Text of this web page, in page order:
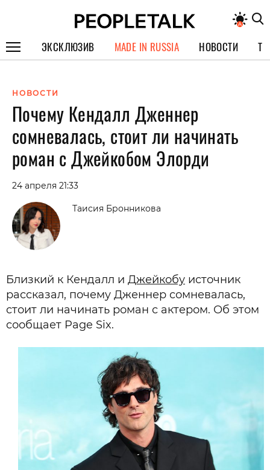
ЭКСКЛЮЗИВ
СПЕЦПРОЕКТЫ
ИНТЕРВЬЮ
ПОКОЛЕНИЕ
MADE IN RUSSIA НОВОСТИ
НОВОСТИ
Почему Кендалл Дженнер
сомневалась, стоит ли начинать
роман с Джейкобом Элорди
24 апреля 21:33
Таисия Бронникова
Близкий к Кендалл и Джейкобу источник
рассказал, почему Дженнер сомневалась,
стоит ли начинать роман с актером. Об этом
сообщает Page Six.